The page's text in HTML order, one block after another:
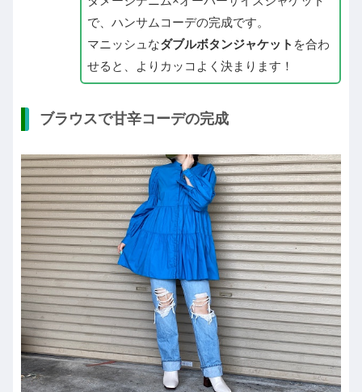
で、ハンサムコーデの完成です。
マニッシュなダブルボタンジャケット を合わ
せると、よりカッコよく決まります！
ブラウスで甘辛コーデの完成